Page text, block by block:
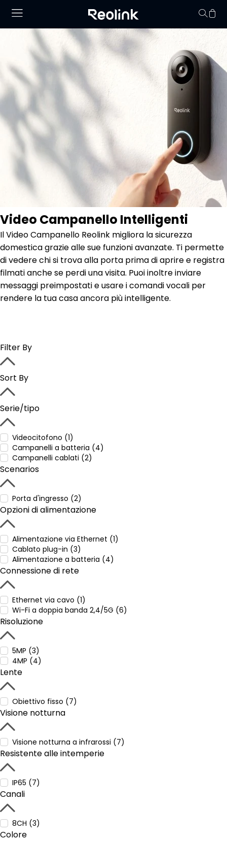
Il carrello non
Video Campanello Intelligenti
Il Video Campanello Reolink migliora la sicurezza
domestica grazie alle sue funzioni avanzate. Ti permette
di vedere chi si trova alla porta prima di aprire e registra
filmati anche se perdi una visita. Puoi inoltre inviare
messaggi preimpostati e usare i comandi vocali per
rendere la tua casa ancora più intelligente.
Filter By
Sort By
Serie/tipo
Videocitofono (1)
Campanelli a batteria (4)
Campanelli cablati (2)
Scenarios
Porta d'ingresso (2)
Opzioni di alimentazione
Alimentazione via Ethernet (1)
Cablato plug-in (3)
Alimentazione a batteria (4)
Connessione di rete
Ethernet via cavo (1)
Wi-Fi a doppia banda 2,4/5G (6)
Risoluzione
5MP (3)
4MP (4)
Lente
Obiettivo fisso (7)
Visione notturna
Visione notturna a infrarossi (7)
Resistente alle intemperie
IP65 (7)
Canali
8CH (3)
Colore